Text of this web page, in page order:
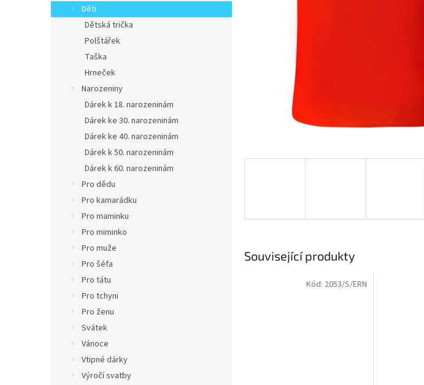
Děti
Dětská trička
Polštářek
Taška
Hrneček
Narozeniny
Dárek k 18. narozeninám
Dárek ke 30. narozeninám
Dárek ke 40. narozeninám
Dárek k 50. narozeninám
Dárek k 60. narozeninám
Pro dědu
Pro kamarádku
Pro maminku
Pro miminko
Pro muže
Pro šéfa
Pro tátu
Pro tchyni
Pro ženu
Svátek
Vánoce
Vtipné dárky
Výročí svatby
Související produkty
Kód: 2053/S/ERN